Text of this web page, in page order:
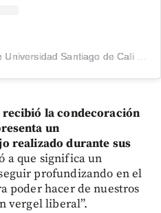
Una publicación compartida de Universidad Santiago de Cali (@usantiagodecali)
la condecoración
un
realizado durante sus
a que significa un
profundizando en el
poder hacer de nuestros
vergel liberal”.